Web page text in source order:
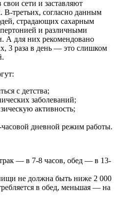
сети и заставляют
третьих, согласно данным
страдающих сахарным
и различными
А для них рекомендовано
3 раза в день — это слишком
с детства;
заболеваний;
активность;
часовой дневной режим работы.
— в 7-8 часов, обед — в 13-
не должна быть ниже 2 000
в обед, меньшая — на